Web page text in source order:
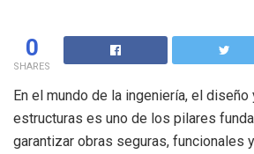
0
SHARES
En el mundo de la ingeniería, el
estructuras es uno de los pilares
garantizar obras seguras, funcionales